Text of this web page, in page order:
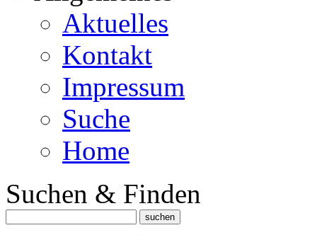
Aktuelles
Kontakt
Impressum
Suche
Home
Suchen & Finden